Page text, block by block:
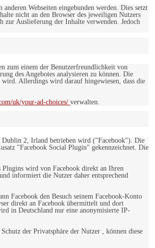
Webseiten eingebunden werden. Dies setzt
nicht an den Browser des jeweiligen Nutzers
Auslieferung der Inhalte verwenden. Jedoch
zum einem der Benutzerfreundlichkeit von
des Angebotes analysieren zu können. Die
Allerdings wird darauf hingewiesen, dass die
uk/your-ad-choices/ verwalten.
Dublin 2, Irland betrieben wird ("Facebook"). Die
"Facebook Social Plugin" gekennzeichnet. Die
Plugins wird von Facebook direkt an Ihren
informiert die Nutzer daher entsprechend
Facebook den Besuch seinem Facebook-Konto
direkt an Facebook übermittelt und dort
in Deutschland nur eine anonymisierte IP-
der Privatsphäre der Nutzer , können diese